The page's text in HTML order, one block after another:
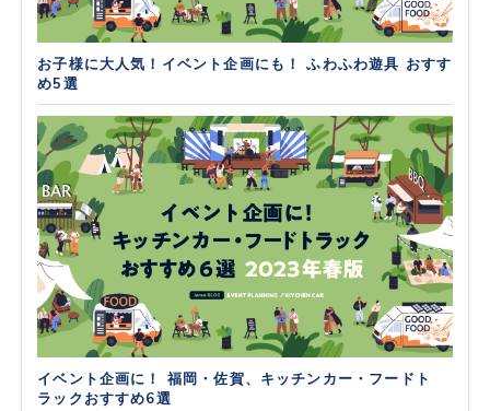
お子様に大人気！イベント企画にも！ ふわふわ遊具 おすす
め5選
イベント企画に！ 福岡・佐賀、キッチンカー・フードト
ラックおすすめ6選